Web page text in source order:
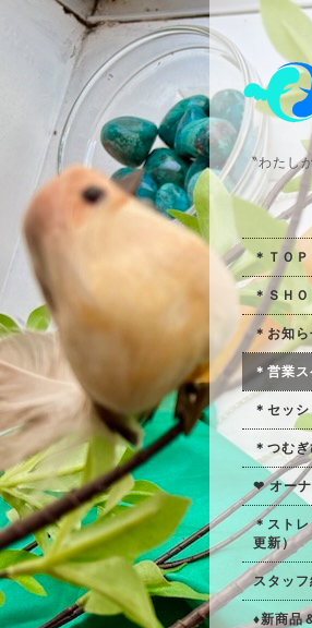
〝わたし
＊ＴＯＰ
＊ＳＨＯ
＊お知
＊営業
＊セッ
＊つむ
❤ オー
＊スト
更新）
スタッフ
♦新商品